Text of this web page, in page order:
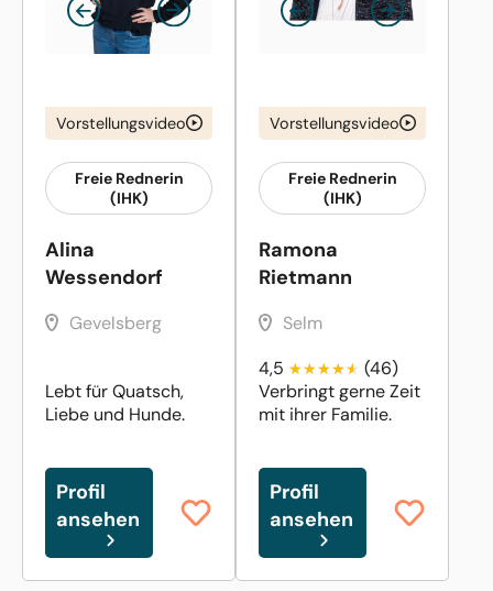
Vorstellungsvideo
Freie Rednerin
(IHK)
Alina
Wessendorf
Gevelsberg
Lebt für Quatsch,
Liebe und Hunde.
Profil
ansehen
Vorstellungsvideo
Freie Rednerin
(IHK)
Ramona
Rietmann
Selm
4,5
(46)
Verbringt gerne Zeit
mit ihrer Familie.
Profil
ansehen